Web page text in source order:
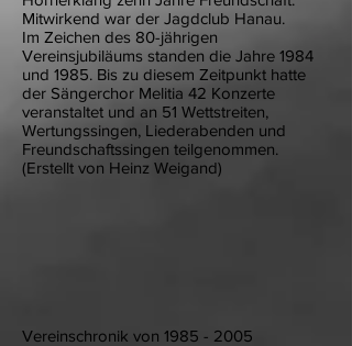
Mitwirkend war der Jagdclub Hanau.
Im Zeichen des 80-jährigen
Vereinsjubiläums standen die Jahre 1984
und 1985. Bis zu diesem Zeitpunkt hatte
der Sängerchor Melitia 42 Konzerte
veranstaltet und an 51 Wettstreiten,
Wertungssingen, Liederabenden und
Freundschaftssingen teilgenommen.
(Erstellt von Heinz Weigand)
Vereinschronik von 1985 - 2005